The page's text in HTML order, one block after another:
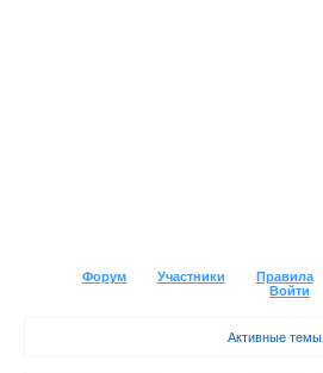
Форум Участники Правила
Войти
Активные темы